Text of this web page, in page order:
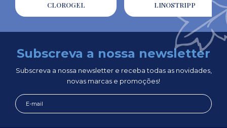
CLOROGEL LINOSTRIPP
Subscreva a nossa newsletter
Subscreva a nossa newsletter e receba todas as novidades,
novas marcas e promoções!